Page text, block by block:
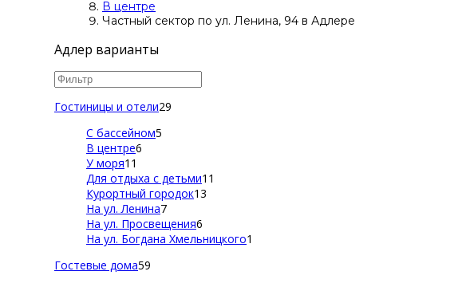
В центре
Частный сектор по ул. Ленина, 94 в Адлере
Адлер варианты
Гостиницы и отели29
С бассейном5
В центре6
У моря11
Для отдыха с детьми11
Курортный городок13
На ул. Ленина7
На ул. Просвещения6
На ул. Богдана Хмельницкого1
Гостевые дома59